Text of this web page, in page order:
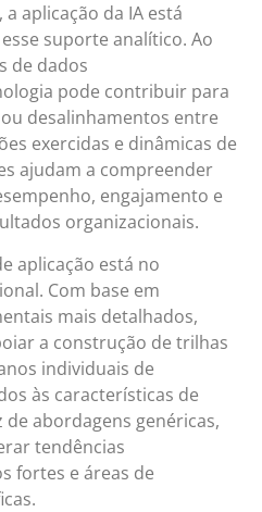
aplicação da IA está
suporte analítico. Ao
de dados
pode contribuir para
desalinhamentos entre
exercidas e dinâmicas de
ajudam a compreender
engajamento e
organizacionais.
aplicação está no
Com base em
mais detalhados,
a construção de trilhas
individuais de
às características de
de abordagens genéricas,
tendências
fortes e áreas de